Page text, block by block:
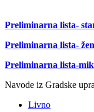
Preliminarna lista-
Preliminarna lista-
Preliminarna lista-
Navode iz Gradske
Livno